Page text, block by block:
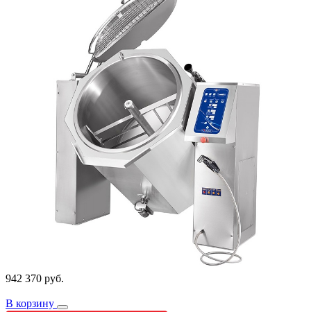
942 370 руб.
В корзину